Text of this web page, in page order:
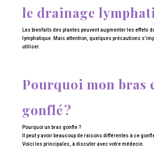
le drainage
Les bienfaits des plantes peuvent augmenter les effets
lymphatique. Mais attention, quelques précautions
utiliser.
Pourquoi mon bras
gonflé ?
Pourquoi un bras gonfle ?
Il peut y avoir beaucoup de raisons différentes à ce
Voici les principales, à discuter avec votre médecin.